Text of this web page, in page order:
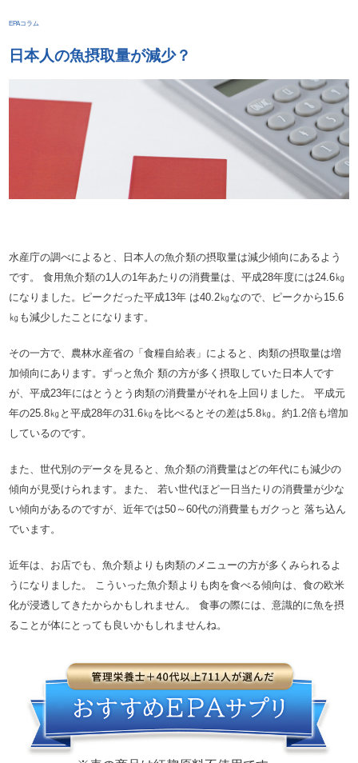
EPAコラム
日本人の魚摂取量が減少？
水産庁の調べによると、日本人の魚介類の摂取量は減少傾向にあるよう
です。 食用魚介類の1人の1年あたりの消費量は、平成28年度には24.6㎏
になりました。ピークだった平成13年 は40.2㎏なので、ピークから15.6
㎏も減少したことになります。
その一方で、農林水産省の「食糧自給表」によると、肉類の摂取量は増
加傾向にあります。ずっと魚介 類の方が多く摂取していた日本人です
が、平成23年にはとうとう肉類の消費量がそれを上回りました。 平成元
年の25.8㎏と平成28年の31.6㎏を比べるとその差は5.8㎏。約1.2倍も増加
しているのです。
また、世代別のデータを見ると、魚介類の消費量はどの年代にも減少の
傾向が見受けられます。また、 若い世代ほど一日当たりの消費量が少な
い傾向があるのですが、近年では50～60代の消費量もガクっと 落ち込ん
でいます。
近年は、お店でも、魚介類よりも肉類のメニューの方が多くみられるよ
うになりました。 こういった魚介類よりも肉を食べる傾向は、食の欧米
化が浸透してきたからかもしれません。 食事の際には、意識的に魚を摂
ることが体にとっても良いかもしれませんね。